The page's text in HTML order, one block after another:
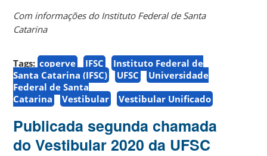
Com informações do Instituto Federal de Santa
Catarina
Tags: coperve IFSC
Instituto Federal de
Santa Catarina (IFSC)
UFSC
Universidade
Federal de Santa
Catarina
Vestibular Vestibular Unificado
Publicada segunda chamada
do Vestibular 2020 da UFSC